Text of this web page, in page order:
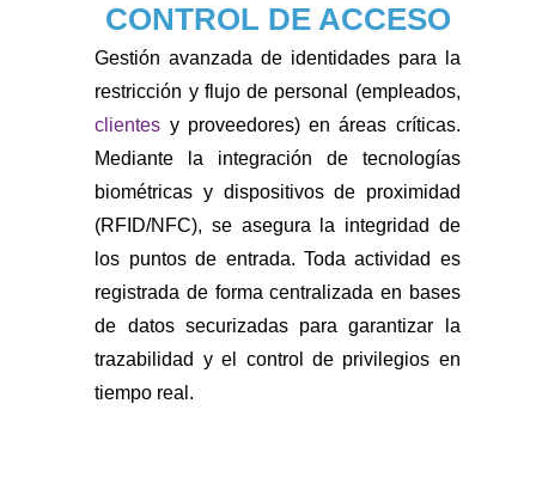
CONTROL DE ACCESO
Gestión avanzada de identidades para la
restricción y flujo de personal (empleados,
clientes y proveedores) en áreas críticas.
Mediante la integración de tecnologías
biométricas y dispositivos de proximidad
(RFID/NFC), se asegura la integridad de
los puntos de entrada. Toda actividad es
registrada de forma centralizada en bases
de datos securizadas para garantizar la
trazabilidad y el control de privilegios en
tiempo real.